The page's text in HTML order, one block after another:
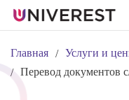
Главная / Услуги и
/ Перевод документов